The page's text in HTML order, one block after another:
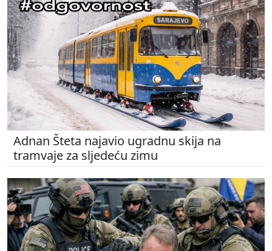
Adnan Šteta najavio ugradnu skija na
tramvaje za sljedeću zimu